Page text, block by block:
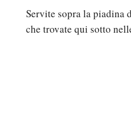
Servite sopra la piadina
che trovate qui sotto